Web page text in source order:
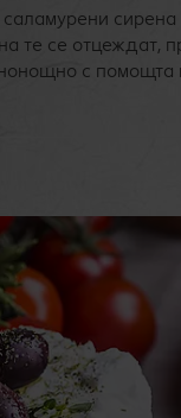
те се
с помощта